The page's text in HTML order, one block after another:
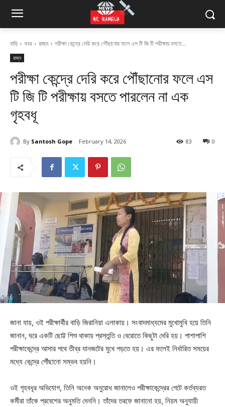
বাড়ি খবর রাজ্য পরীক্ষা কেন্দ্রে দেরি করে পৌঁছানোর ফলে এস টি জি টি পরীক্ষায় বসতে...
রাজ্য
পরীক্ষা কেন্দ্রে দেরি করে পৌঁছানোর ফলে এস
টি জি টি পরীক্ষায় বসতে পারলেন না এক
গৃহবধূ
By Santosh Gope February 14, 2026 0
83
জানা যায়, ওই পরীক্ষার্থীর বাড়ি জিরানিয়া এলাকায়। সংবাদমাধ্যমের মুখোমুখি হয়ে তিনি
জানান, ঘরে একটি ছোট্ট শিশু থাকায় প্রস্তুতি ও বেরোতে কিছুটা দেরি হয়। পাশাপাশি
পরীক্ষাকেন্দ্রে আসার পথে তীব্র যানজটের মুখে পড়তে হয়। এর ফলেই নির্ধারিত সময়ের
মধ্যে কেন্দ্রে পৌঁছানো সম্ভব হয়নি।
ওই গৃহবধূর অভিযোগ, তিনি অনেক অনুরোধ জানালেও পরীক্ষাকেন্দ্রের গেটে কর্তব্যরত
কর্মীরা তাঁকে প্রবেশের অনুমতি দেননি। তাঁদের তরফে জানানো হয়, নিয়ম অনুযায়ী